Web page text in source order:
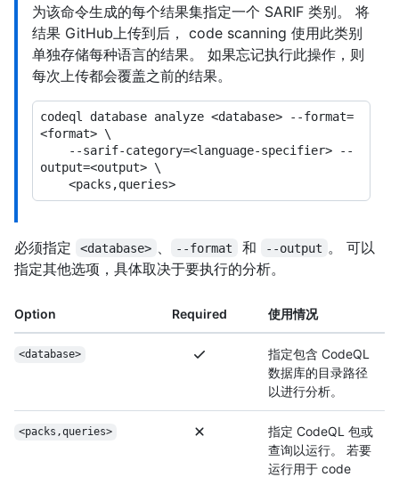
为该命令生成的每个结果集指定一个 SARIF 类别。 将
结果 GitHub上传到后， code scanning 使用此类别
单独存储每种语言的结果。 如果忘记执行此操作，则
每次上传都会覆盖之前的结果。
codeql database analyze <database> --format=
<format> \
output=<output> \
必须指定 <database> --format 和 --output 。 可以
指定其他选项，具体取决于要执行的分析。
Option Required 使用情况
<database>
指定包含 CodeQL
数据库的目录路径
以进行分析。
<packs,queries>
指定 CodeQL 包或
查询以运行。 若要
运行用于 code